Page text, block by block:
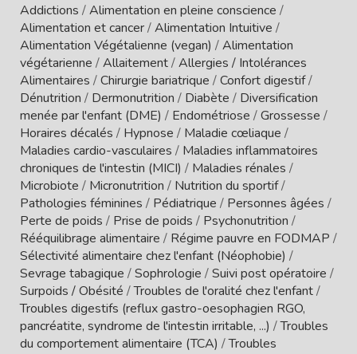
Addictions /Alimentation en pleine conscience /
Alimentation et cancer/Alimentation Intuitive /
Alimentation Végétalienne (vegan) /Alimentation
végétarienne /Allaitement/Allergies / Intolérances
Alimentaires /Chirurgie bariatrique /Confort digestif/
Dénutrition / Dermonutrition / Diabète / Diversification
menée par l'enfant (DME) / Endométriose /Grossesse /
Horaires décalés / Hypnose / Maladie cœliaque /
Maladies cardio-vasculaires / Maladies inflammatoires
chroniques de l'intestin (MICI) / Maladies rénales /
Microbiote / Micronutrition / Nutrition du sportif/
Pathologies féminines / Pédiatrique / Personnes âgées /
Perte de poids / Prise de poids / Psychonutrition /
Rééquilibrage alimentaire / Régime pauvre en FODMAP /
Sélectivité alimentaire chez l'enfant (Néophobie) /
Sevrage tabagique /Sophrologie /Suivi post opératoire /
Surpoids / Obésité /Troubles de l'oralité chez l'enfant/
Troubles digestifs (reflux gastro-oesophagien RGO,
pancréatite, syndrome de l'intestin irritable, ...) /Troubles
du comportement alimentaire (TCA) /Troubles